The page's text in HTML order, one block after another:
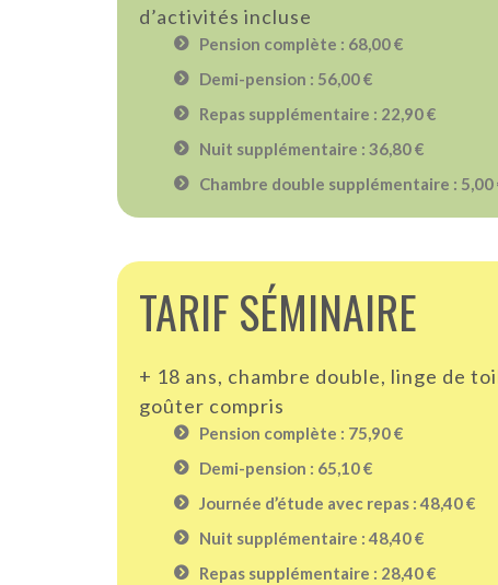
d’activités incluse
Pension complète : 68,00 €
Demi-pension : 56,00 €
Repas supplémentaire : 22,90 €
Nuit supplémentaire : 36,80 €
Chambre double supplémentaire : 5,00
TARIF SÉMINAIRE
+ 18 ans, chambre double, linge de
goûter compris
Pension complète : 75,90 €
Demi-pension : 65,10 €
Journée d’étude avec repas : 48,40 €
Nuit supplémentaire : 48,40 €
Repas supplémentaire : 28,40 €